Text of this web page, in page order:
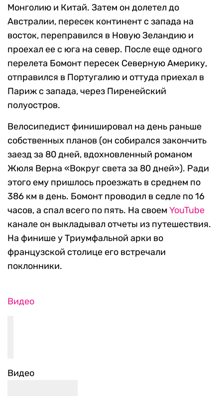
Монголию и Китай. Затем он долетел до
Австралии, пересек континент с запада на
восток, переправился в Новую Зеландию и
проехал ее с юга на север. После еще одного
перелета Бомонт пересек Северную Америку,
отправился в Португалию и оттуда приехал в
Париж с запада, через Пиренейский
полуостров.
Велосипедист финишировал на день раньше
собственных планов (он собирался закончить
заезд за 80 дней, вдохновленный романом
Жюля Верна «Вокруг света за 80 дней»). Ради
этого ему пришлось проезжать в среднем по
386 км в день. Бомонт проводил в седле по 16
часов, а спал всего по пять. На своем YouTube
канале он выкладывал отчеты из путешествия.
На финише у Триумфальной арки во
французской столице его встречали
поклонники.
Видео
Видео